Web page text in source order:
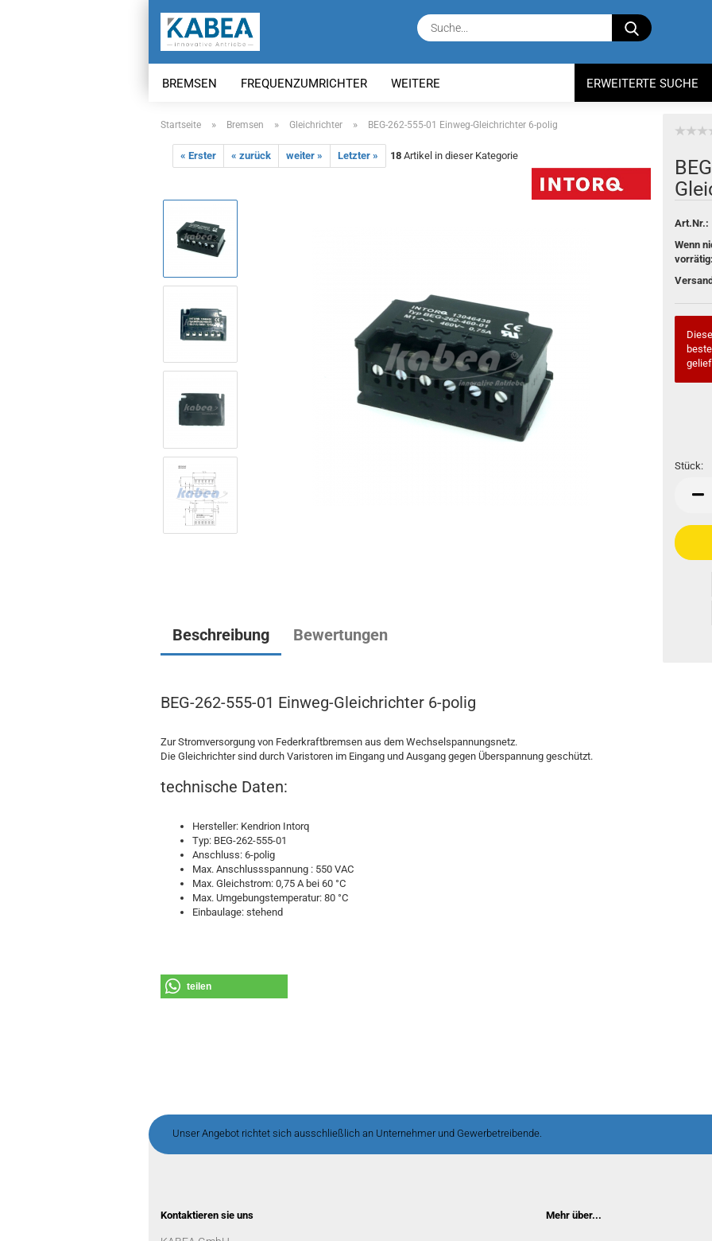
Suche...
BREMSEN FREQUENZUMRICHTER ERWEITERTE SUCHE
WEITERE
Startseite » Bremsen » Gleichrichter » BEG-262-555-01 Einweg-Gleichrichter 6-polig
« Erster « zurück weiter » Letzter » 18 Artikel in dieser Kategorie
Art.Nr.:
Wenn
vorrätig:
Stück:
Stück
Beschreibung Bewertungen
BEG-262-555-01 Einweg-Gleichrichter 6-polig
Zur Stromversorgung von Federkraftbremsen aus dem Wechselspannungsnetz.
Die Gleichrichter sind durch Varistoren im Eingang und Ausgang gegen Überspannung geschützt.
technische Daten:
Hersteller: Kendrion Intorq
Typ: BEG-262-555-01
Anschluss: 6-polig
Max. Anschlussspannung : 550 VAC
Max. Gleichstrom: 0,75 A bei 60 °C
Max. Umgebungstemperatur: 80 °C
Einbaulage: stehend
teilen
Unser Angebot richtet sich ausschließlich an Unternehmer und Gewerbetreibende.
Kontaktieren sie uns Mehr über...